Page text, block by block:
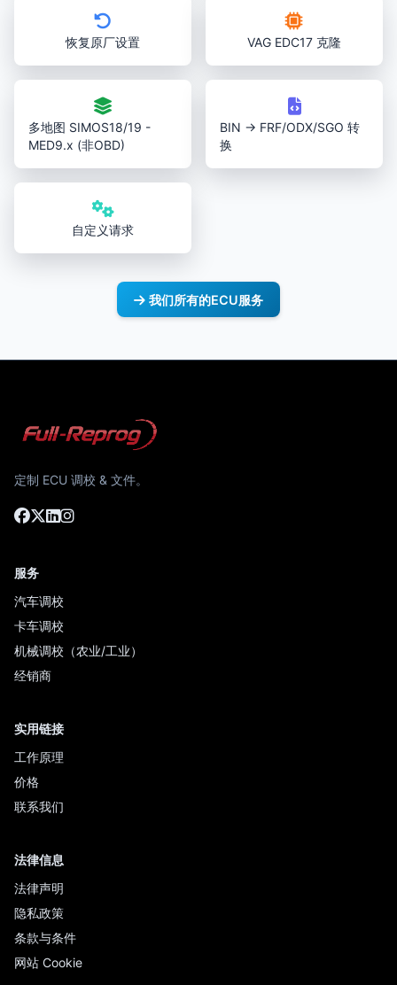
恢复原厂设置 VAG EDC17 克隆
多地图 SIMOS18/19 -
MED9.x (非OBD)
BIN → FRF/ODX/SGO 转
换
自定义请求
我们所有的ECU服务
定制 ECU 调校 & 文件。
服务
汽车调校
卡车调校
机械调校（农业/工业）
经销商
实用链接
工作原理
价格
联系我们
法律信息
法律声明
隐私政策
条款与条件
网站 Cookie